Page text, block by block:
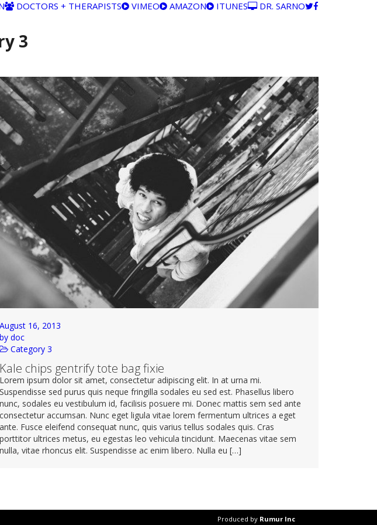
DR. SARNO
ITUNES
AMAZON
VIMEO
DOCTORS + THERAPISTS
3
August 16, 2013
by doc
Category 3
Kale chips gentrify tote bag fixie
Lorem ipsum dolor sit amet, consectetur adipiscing elit. In at urna mi.
Suspendisse sed purus quis neque fringilla sodales eu sed est. Phasellus libero
nunc, sodales eu vestibulum id, facilisis posuere mi. Donec mattis sem sed ante
consectetur accumsan. Nunc eget ligula vitae lorem fermentum ultrices a eget
ante. Fusce eleifend consequat nunc, quis varius tellus sodales quis. Cras
porttitor ultrices metus, eu egestas leo vehicula tincidunt. Maecenas vitae sem
nulla, vitae rhoncus elit. Suspendisse ac enim libero. Nulla eu […]
Produced by Rumur Inc